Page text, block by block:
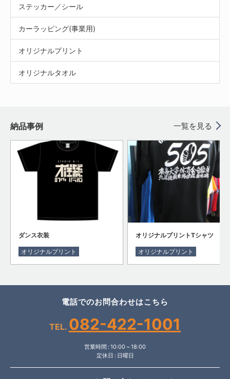
ステッカー／シール
カーラッピング(事業用)
オリジナルプリント
オリジナルタオル
納品事例 一覧を見る
ダンス衣装
オリジナルプリント
オリジナルプリントTシャツ
オリジナルプリント
電話でのお問合わせはこちら
TEL. 082-422-1001
営業時間 : 10:00 ~ 18:00
定休日 : 日曜日